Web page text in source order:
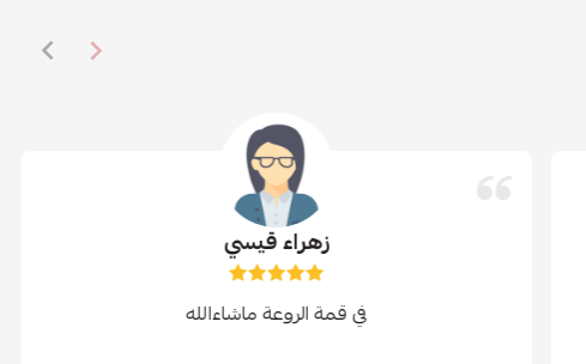
زهراء قيسي
في قمة الروعة ماشاءالله